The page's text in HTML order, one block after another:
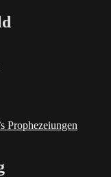
Prophezeiungen